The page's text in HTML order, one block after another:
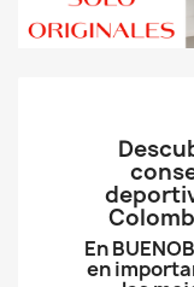
En
en